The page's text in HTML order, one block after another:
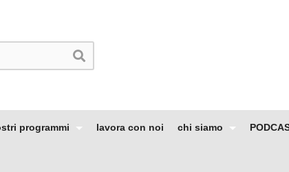
programmi lavora con noi chi siamo